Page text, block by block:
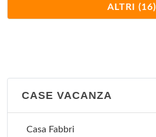
ALTRI (16)
CASE VACANZA
Casa Fabbri